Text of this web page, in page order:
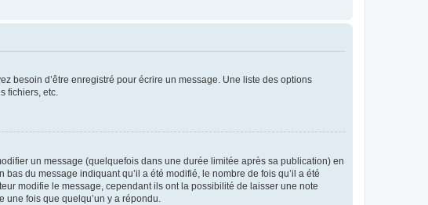
besoin d’être enregistré pour écrire un message. Une liste des options
fichiers, etc.
un message (quelquefois dans une durée limitée après sa publication) en
du message indiquant qu’il a été modifié, le nombre de fois qu’il a été
modifie le message, cependant ils ont la possibilité de laisser une note
une fois que quelqu’un y a répondu.